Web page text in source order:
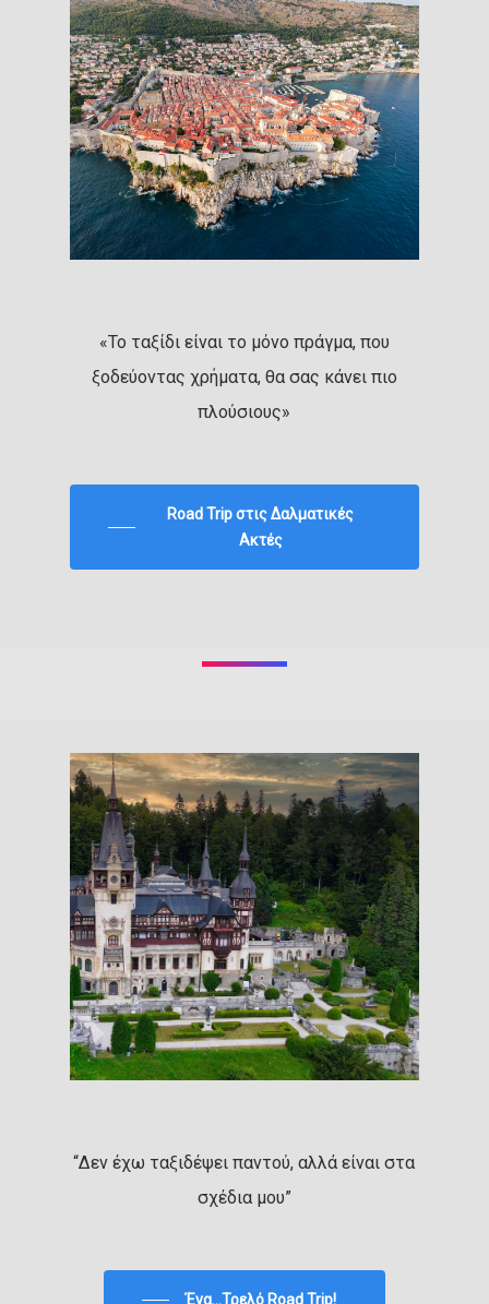
«Το ταξίδι είναι το μόνο πράγμα, που
ξοδεύοντας χρήματα, θα σας κάνει πιο
πλούσιους»
Road Trip στις Δαλματικές
Ακτές
“Δεν έχω ταξιδέψει παντού, αλλά είναι στα
σχέδια μου”
Ένα...Τρελό Road Trip!